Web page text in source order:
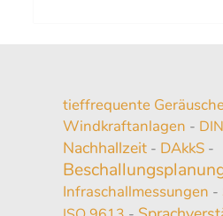
tieffrequente
Windkraftanlagen -
Nachhallzeit- DAkkS-
Infraschallmessungen -